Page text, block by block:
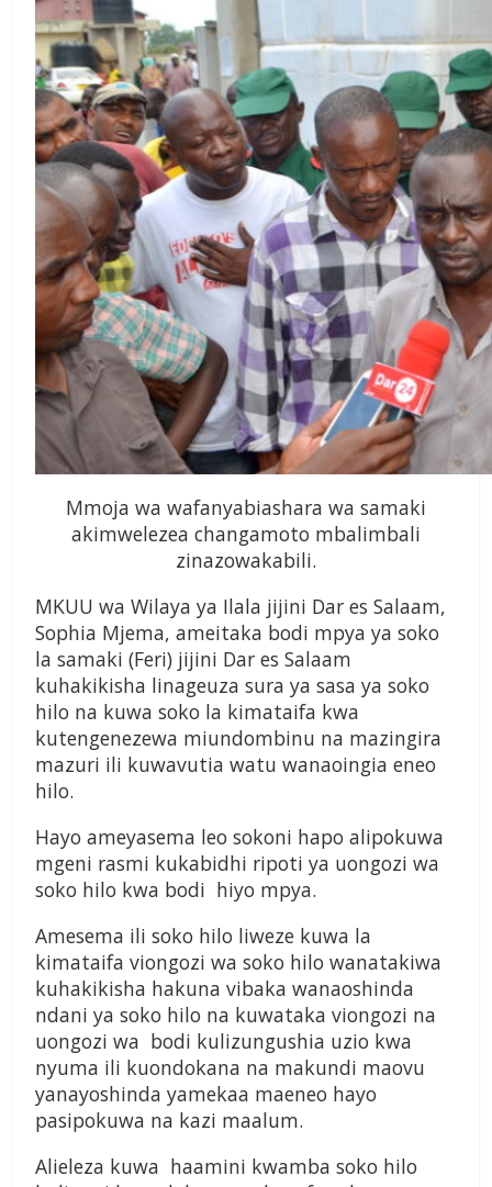
Mmoja wa wafanyabiashara wa samaki
akimwelezea changamoto mbalimbali
zinazowakabili.
MKUU wa Wilaya ya Ilala jijini Dar es Salaam,
Sophia Mjema, ameitaka bodi mpya ya soko
la samaki (Feri) jijini Dar es Salaam
kuhakikisha linageuza sura ya sasa ya soko
hilo na kuwa soko la kimataifa kwa
kutengenezewa miundombinu na mazingira
mazuri ili kuwavutia watu wanaoingia eneo
hilo.
Hayo ameyasema leo sokoni hapo alipokuwa
mgeni rasmi kukabidhi ripoti ya uongozi wa
soko hilo kwa bodi hiyo mpya.
Amesema ili soko hilo liweze kuwa la
kimataifa viongozi wa soko hilo wanatakiwa
kuhakikisha hakuna vibaka wanaoshinda
ndani ya soko hilo na kuwataka viongozi na
uongozi wa bodi kulizungushia uzio kwa
nyuma ili kuondokana na makundi maovu
yanayoshinda yamekaa maeneo hayo
pasipokuwa na kazi maalum.
Alieleza kuwa haamini kwamba soko hilo